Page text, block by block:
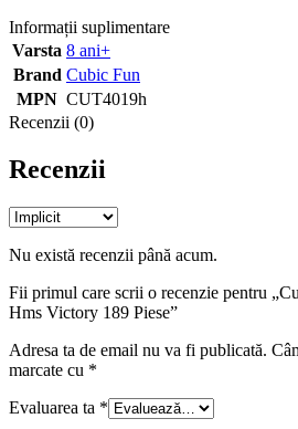
Informații suplimentare
Varsta 8 ani+
Brand Cubic Fun
MPN CUT4019h
Recenzii (0)
Recenzii
Nu există recenzii până acum.
Fii primul care scrii o recenzie pentru
Hms Victory 189 Piese”
Adresa ta de email nu va fi publicată.
marcate cu *
Evaluarea ta *